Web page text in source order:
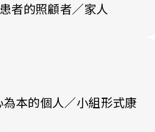
者的照顧者／家人
本的個人／小組形式康